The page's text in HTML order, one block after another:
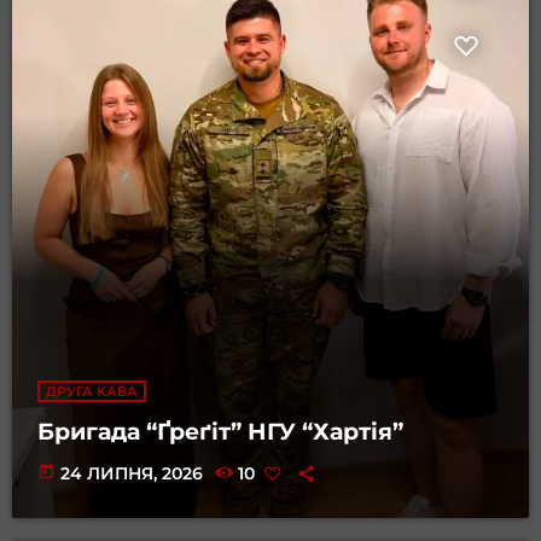
ДРУГА КАВА
Бригада “Ґреґіт” НГУ “Хартія”
today 24 ЛИПНЯ, 2026 10